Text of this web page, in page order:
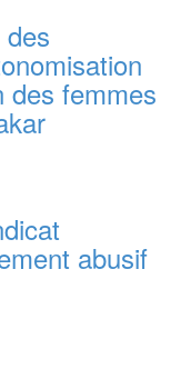
des femmes
abusif